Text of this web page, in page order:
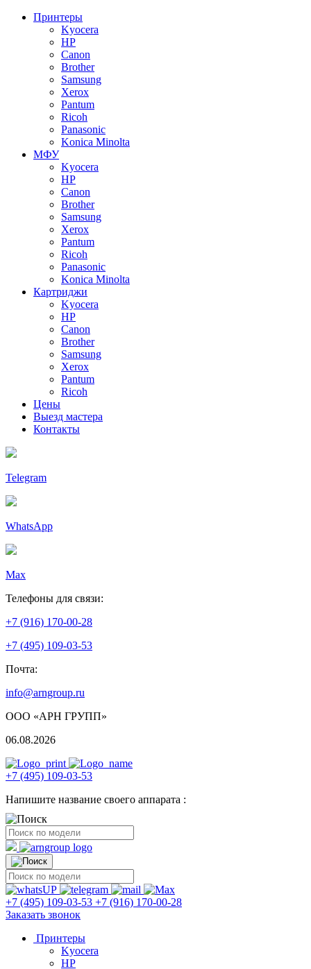
Принтеры
Kyocera
HP
Canon
Brother
Samsung
Xerox
Pantum
Ricoh
Panasonic
Konica Minolta
МФУ
Kyocera
HP
Canon
Brother
Samsung
Xerox
Pantum
Ricoh
Panasonic
Konica Minolta
Картриджи
Kyocera
HP
Canon
Brother
Samsung
Xerox
Pantum
Ricoh
Цены
Выезд мастера
Контакты
Telegram
WhatsApp
Max
Телефоны для связи:
+7 (916) 170-00-28
+7 (495) 109-03-53
Почта:
info@arngroup.ru
ООО «АРН ГРУПП»
06.08.2026
+7 (495) 109-03-53
Напишите название своего аппарата :
+7 (495) 109-03-53 +7 (916) 170-00-28
Заказать звонок
Принтеры
Kyocera
HP